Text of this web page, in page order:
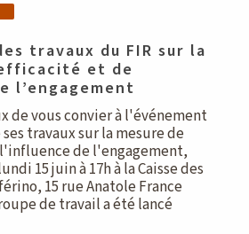
travaux du FIR sur la
et de
l’engagement
de vous convier à l'événement
travaux sur la mesure de
de l'engagement,
15 juin à 17h à la Caisse des
15 rue Anatole France
de travail a été lancé